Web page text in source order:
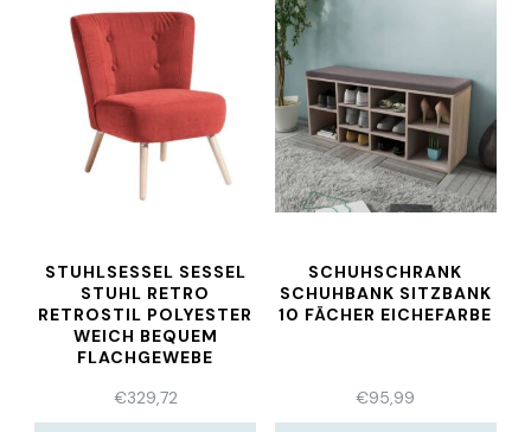
STUHLSESSEL SESSEL
STUHL RETRO
RETROSTIL POLYESTER
WEICH BEQUEM
FLACHGEWEBE
€329,72
SCHUHSCHRANK
SCHUHBANK SITZBANK
10 FÄCHER EICHEFARBE
€95,99